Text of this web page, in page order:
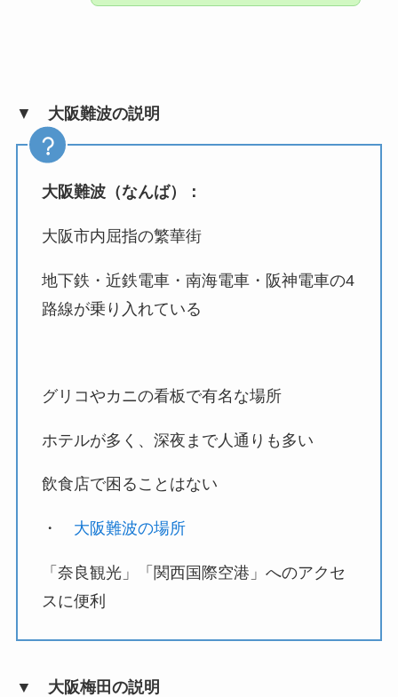
▼ 大阪難波の説明
大阪難波（なんば）：
大阪市内屈指の繁華街
地下鉄・近鉄電車・南海電車・阪神電車の4
路線が乗り入れている
グリコやカニの看板で有名な場所
ホテルが多く、深夜まで人通りも多い
飲食店で困ることはない
・ 大阪難波の場所
「奈良観光」「関西国際空港」へのアクセ
スに便利
▼ 大阪梅田の説明